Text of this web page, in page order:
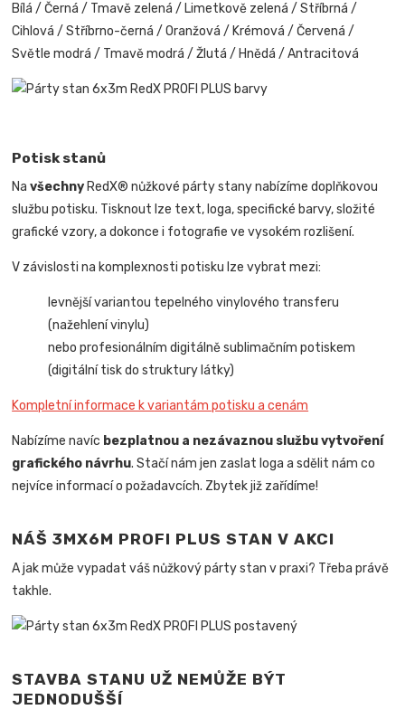
Bílá / Černá / Tmavě zelená / Limetkově zelená / Stříbrná /
Cihlová / Stříbrno-černá / Oranžová / Krémová / Červená /
Světle modrá / Tmavě modrá / Žlutá / Hnědá / Antracitová
Potisk stanů
Navšechny RedX® nůžkové párty stany nabízíme doplňkovou
službu potisku. Tisknout lze text, loga, specifické barvy, složité
grafické vzory, a dokonce i fotografie ve vysokém rozlišení.
V závislosti na komplexnosti potisku lze vybrat mezi:
levnější variantou tepelného vinylového transferu
(nažehlení vinylu)
nebo profesionálním digitálně sublimačním potiskem
(digitální tisk do struktury látky)
Kompletní informace k variantám potisku a cenám
Nabízíme navíc bezplatnou a nezávaznou službu vytvoření
grafického návrhu. Stačí nám jen zaslat loga a sdělit nám co
nejvíce informací o požadavcích. Zbytek již zařídíme!
NÁŠ 3MX6M PROFI PLUS STAN V AKCI
A jak může vypadat váš nůžkový párty stan v praxi? Třeba právě
takhle.
STAVBA STANU UŽ NEMŮŽE BÝT
JEDNODUŠŠÍ